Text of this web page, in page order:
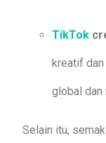
TikTok
kreatif
global dan
Selain itu,